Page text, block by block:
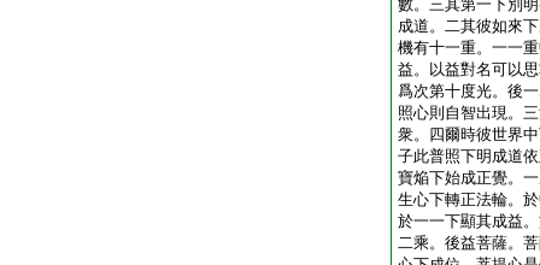
數。三其第一下別
成道。二其彼如來
機有十一重。一一
益。以益對名可以
爲次第十度光。後
照心則自智出現。
衆。四爾時彼世界
子此普照下明成道
寶焔下始成正覺。
生心下轉正法輪。
於一一下顯其成益
二乘。後益菩薩。